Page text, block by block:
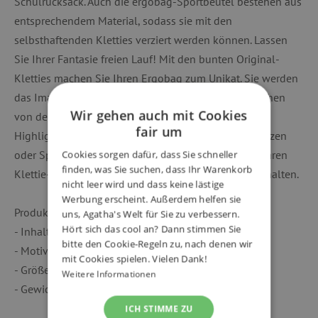
entsprechendem Material, sodass sie mit den
selbsthaftenden Kletties verziert werden können. Lassen
Sie Ihrer Fantasie freien Lauf! Mit den bunten Original-
Kletties machen Sie Ihren Ergobag zum Unikat. Sie werden
das Image Ihres Rucksacks sofort verändern. Abgesehen
von den Motiven bieten die Kletties ein optisches
Highlight. Kinder lieben es, ihren Schulrucksack, -ranzen
oder Sportbeutel immer wieder mit dem austauschbaren
Klettie-Set nach Lust und Laune individuell umzuschalten.
Produktdetails:
- Inhalt: 5 Kletties (Design)
- Motiv: Kätzchen
- Größe: 6.7 x 2.8 x 6.7 cm (B/H/T)
- Gewicht: 110 g
Wir gehen auch mit Cookies
fair um
Cookies sorgen dafür, dass Sie schneller
finden, was Sie suchen, dass Ihr Warenkorb
nicht leer wird und dass keine lästige
Werbung erscheint. Außerdem helfen sie
uns, Agatha's Welt für Sie zu verbessern.
Hört sich das cool an? Dann stimmen Sie
bitte den Cookie-Regeln zu, nach denen wir
mit Cookies spielen. Vielen Dank!
Weitere Informationen
ICH STIMME ZU